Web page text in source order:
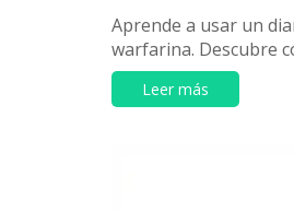
Aprende a usar un
warfarina. Descubre
Leer más